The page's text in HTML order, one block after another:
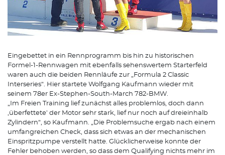
Eingebettet in ein Rennprogramm bis hin zu historischen
Formel-1-Rennwagen mit ebenfalls sehenswertem Starterfeld
waren auch die beiden Rennläufe zur „Formula 2 Classic
Interseries“. Hier startete Wolfgang Kaufmann wieder mit
seinem 78er Ex-Stephen-South-March 782-BMW.
„Im Freien Training lief zunächst alles problemlos, doch dann
,überfettete' der Motor sehr stark, lief nur noch auf dreieinhalb
Zylindern“, so Kaufmann. „Die Problemsuche ergab nach einem
umfangreichen Check, dass sich etwas an der mechanischen
Einspritzpumpe verstellt hatte. Glücklicherweise konnte der
Fehler behoben werden, so dass dem Qualifying nichts mehr im